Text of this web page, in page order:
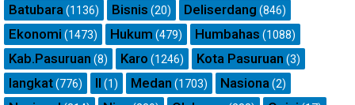
Batubara (1136) Bisnis (20) Deliserdang (846)
Ekonomi (1473) Hukum (479) Humbahas (1088)
Kab.Pasuruan (8) Karo (1246) Kota Pasuruan (3)
langkat(776) ll (1) Medan (1703) Nasiona (2)